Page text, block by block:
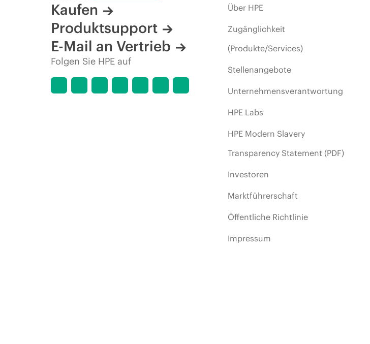
Kaufen
Produktsupport
E-Mail an Vertrieb
Folgen Sie HPE auf
Über HPE
Zugänglichkeit
(Produkte/Services)
Stellenangebote
Unternehmensverantwortung
HPE Labs
HPE Modern Slavery
Transparency Statement (PDF)
Investoren
Marktführerschaft
Öffentliche Richtlinie
Impressum